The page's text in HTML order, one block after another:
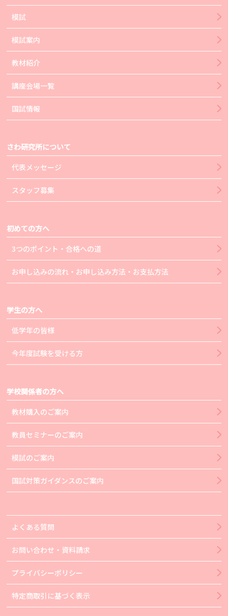
模試
模試案内
教材紹介
講座会場一覧
国試情報
さわ研究所について
代表メッセージ
スタッフ募集
初めての方へ
3つのポイント・合格への道
お申し込みの流れ・お申し込み方法・お支払方法
学生の方へ
低学年の皆様
今年度試験を受ける方
学校関係者の方へ
教材購入のご案内
教員セミナーのご案内
模試のご案内
国試対策ガイダンスのご案内
よくある質問
お問い合わせ・資料請求
プライバシーポリシー
特定商取引に基づく表示